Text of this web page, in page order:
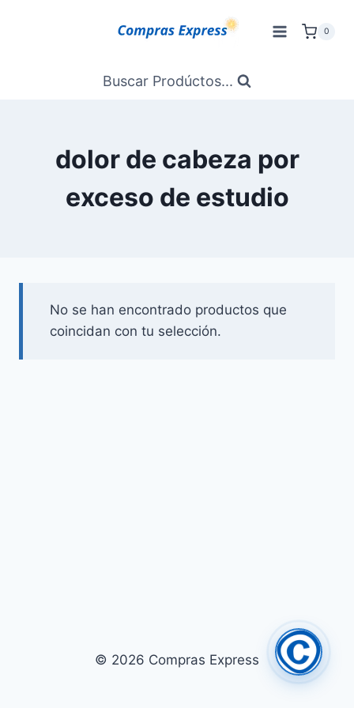
0
Buscar Prodúctos...
dolor de cabeza por
exceso de estudio
No se han encontrado productos que
coincidan con tu selección.
© 2026 Compras Express